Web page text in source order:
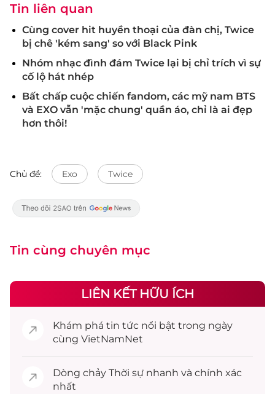
Tin liên quan
Cùng cover hit huyền thoại của đàn chị, Twice
bị chê 'kém sang' so với Black Pink
Nhóm nhạc đình đám Twice lại bị chỉ trích vì sự
cố lộ hát nhép
Bất chấp cuộc chiến fandom, các mỹ nam BTS
và EXO vẫn 'mặc chung' quần áo, chỉ là ai đẹp
hơn thôi!
Chủ đề: Exo Twice
Tin cùng chuyên mục
LIÊN KẾT HỮU ÍCH
Khám phá tin tức nổi bật trong ngày
cùng VietNamNet
Dòng chảy Thời sự nhanh và chính xác
nhất